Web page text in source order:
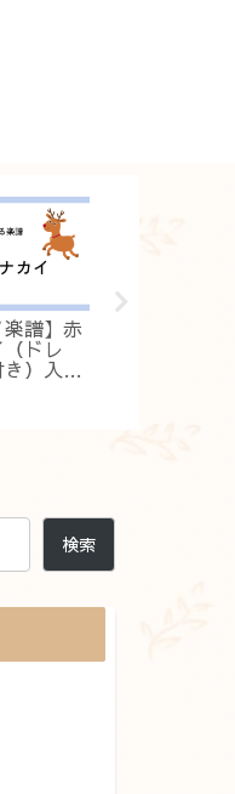
楽譜】赤
ドレ
）入
検索